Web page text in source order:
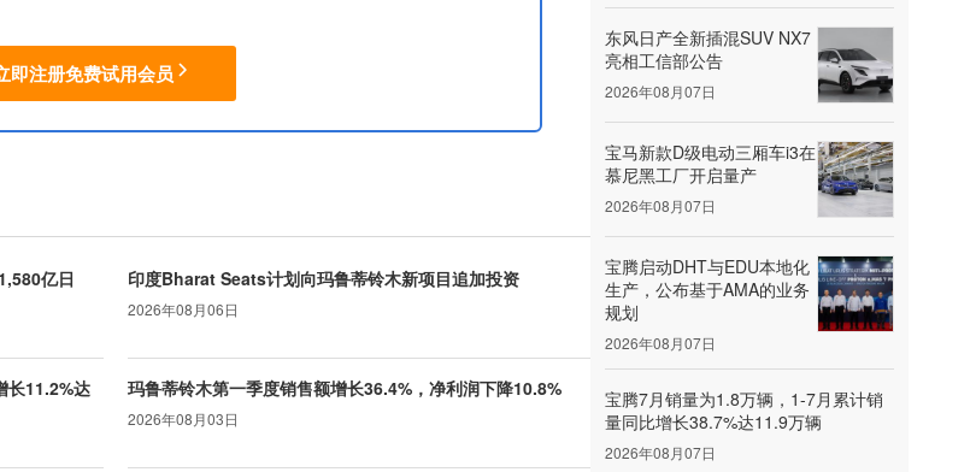
即注册免费试用会员
亿日
印度Bharat Seats计划向玛鲁蒂铃木新项目追加投资
2026年08月06日
长11.2%达
玛鲁蒂铃木第一季度销售额增长36.4%，净利润下降10.8%
2026年08月03日
东风日产全新插混SUV NX7
亮相工信部公告
2026年08月07日
宝马新款D级电动三厢车i3在
慕尼黑工厂开启量产
2026年08月07日
宝腾启动DHT与EDU本地化
生产，公布基于AMA的业务
规划
2026年08月07日
宝腾7月销量为1.8万辆，1-7月累计销
量同比增长38.7%达11.9万辆
2026年08月07日